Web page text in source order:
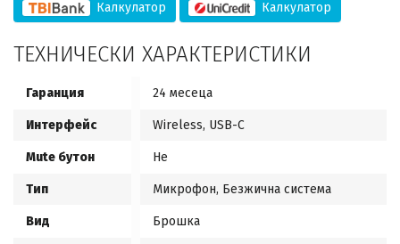
Калкулатор Калкулатор
ТЕХНИЧЕСКИ ХАРАКТЕРИСТИКИ
Гаранция 24 месеца
Интерфейс Wireless, USB-C
Mute бутон Не
Тип Микрофон, Безжична система
Вид Брошка